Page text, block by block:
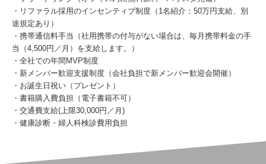
・リファラル採用のインセンティブ制度（1名紹介：50万円支給、別
途規定あり）
・携帯通信料手当（社用携帯の付与がない場合は、毎月携帯料金の手
当（4,500円／月）を支給します。）
・全社での年間MVP制度
・新メンバー歓迎支援制度（会社負担で新メンバー歓迎会開催）
・お誕生日祝い（プレゼント）
・書籍購入費負担（電子書籍不可）
・交通費支給(上限30,000円／月)
・健康診断・婦人科検診費用負担